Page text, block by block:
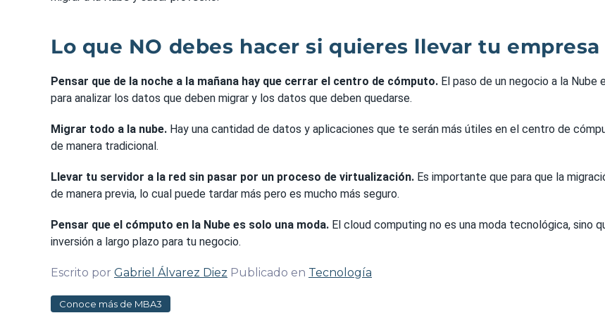
Lo que NO debes hacer si quieres llevar tu
Pensar que de la noche a la mañana hay que cerrar el centro de cómputo. El paso de un negocio a la
para analizar los datos que deben migrar y los datos que deben quedarse.
Migrar todo a la nube. Hay una cantidad de datos y aplicaciones que te serán más útiles en el centro de
de manera tradicional.
Llevar tu servidor a la red sin pasar por un proceso de virtualización. Es importante que para que la
de manera previa, lo cual puede tardar más pero es mucho más seguro.
Pensar que el cómputo en la Nube es solo una moda. El cloud computing no es una moda tecnológica, sino
inversión a largo plazo para tu negocio.
Escrito por Gabriel Álvarez Diez Publicado en Tecnología
Conoce más de MBA3